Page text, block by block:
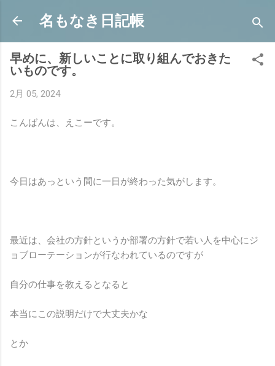
スキップしてメイン コンテンツに移動
名もなき日記帳
早めに、新しいことに取り組んでおきた
いものです。
2月 05, 2024
こんばんは、えこーです。
今日はあっという間に一日が終わった気がします。
最近は、会社の方針というか部署の方針で若い人を中心にジ
ョブローテーションが行なわれているのですが
自分の仕事を教えるとなると
本当にこの説明だけで大丈夫かな
とか